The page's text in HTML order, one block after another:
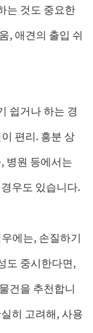
는 것도 중요한
, 애견의 출입 쉬
쉽거나 하는 경
편리. 흥분 상
병원 등에서는
우도 있습니다.
에는, 손질하기
도 중시한다면,
건을 추천합니
히 고려해, 사용